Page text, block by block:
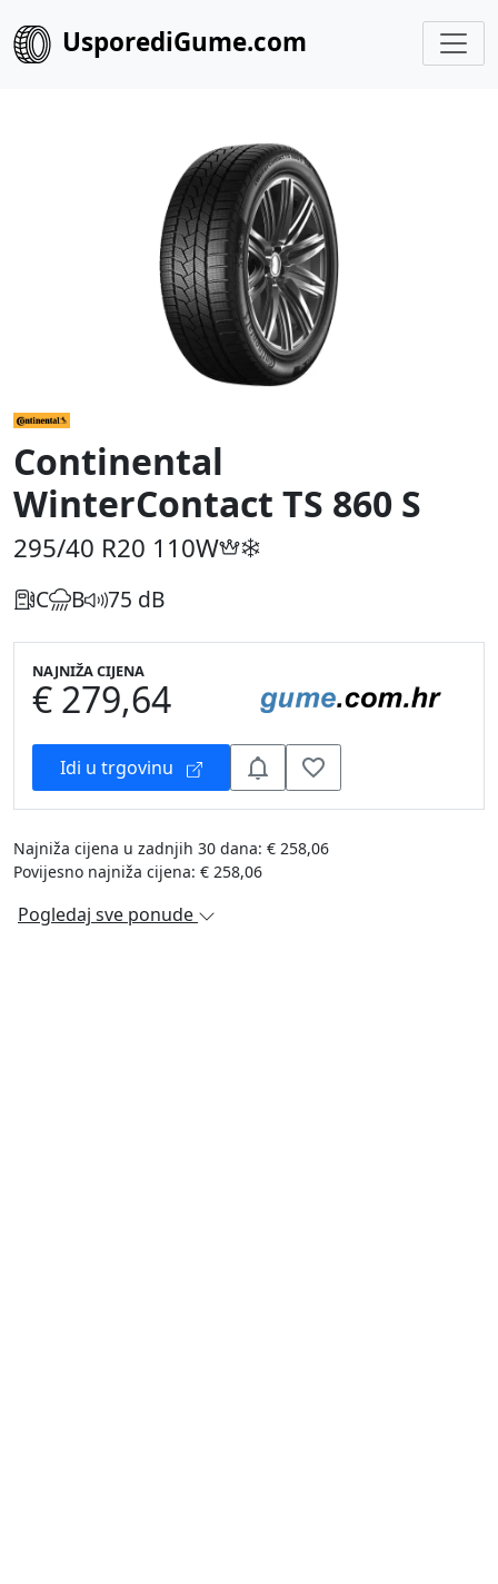
UsporediGume.com
Continental
WinterContact TS 860 S
295/40 R20 110W
C B 75 dB
NAJNIŽA CIJENA
€ 279,64
Idi u trgovinu
Najniža cijena u zadnjih 30 dana: € 258,06
Povijesno najniža cijena: € 258,06
Pogledaj sve ponude